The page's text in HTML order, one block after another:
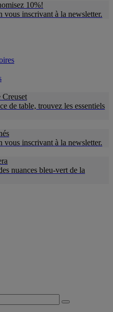
10%!
vous inscrivant à la newsletter.
Creuset
de table, trouvez les essentiels
vous inscrivant à la newsletter.
nuances bleu-vert de la